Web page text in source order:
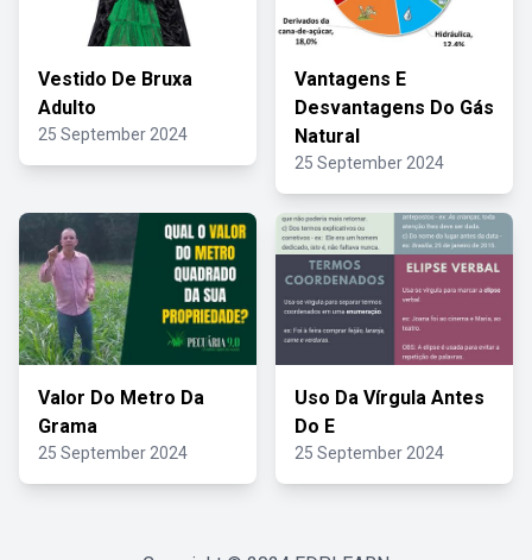
Vestido De Bruxa
Adulto
25 September 2024
Vantagens E
Desvantagens Do Gás
Natural
25 September 2024
Valor Do Metro Da
Grama
25 September 2024
Uso Da Vírgula Antes
Do E
25 September 2024